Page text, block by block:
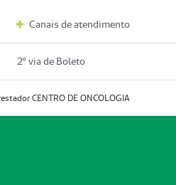
Canais de atendimento
2º via de Boleto
CENTRO DE ONCOLOGIA